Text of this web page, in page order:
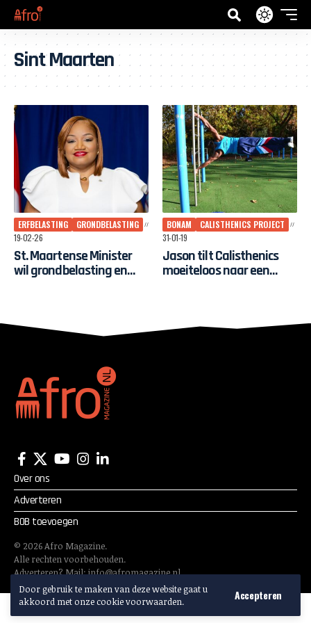
Door gebruik te maken van deze website gaat u
akkoord met onze cookie voorwaarden.
Accepteren
Sint Maarten
ERFBELASTING
GRONDBELASTING
19-02-26
St. Maartense Minister
wil grondbelasting en
BONAM
CALISTHENICS PROJECT
31-01-19
Jason tilt Calisthenics
moeiteloos naar een
Over ons
Adverteren
BOB toevoegen
© 2026Afro Magazine.
Alle rechten voorbehouden.
Adverteren? Mail:info@afromagazine.nl